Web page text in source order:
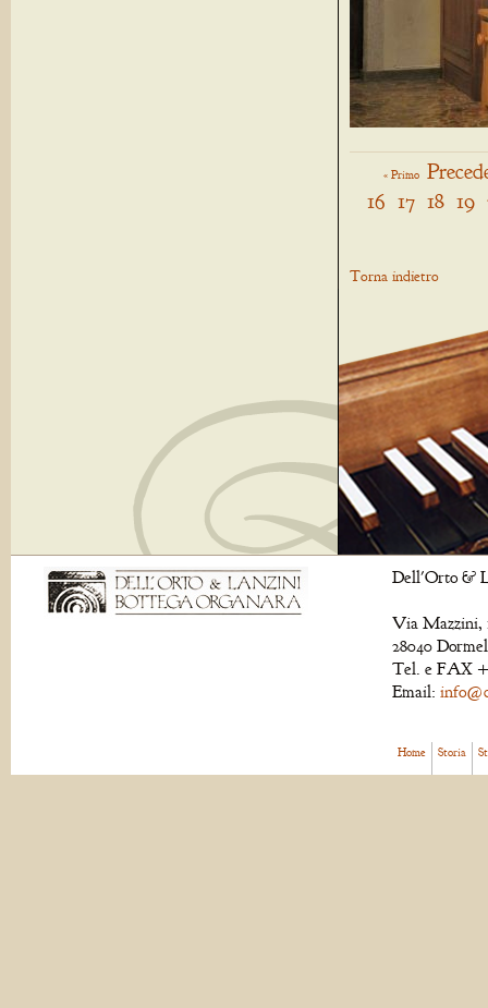
« Primo
16 17 18 19
Torna indietro
Dell'Orto &
Via Mazzini,
28040
Tel. e FAX
Email:
Home Storia